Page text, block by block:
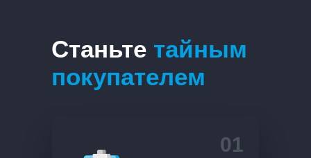
01
Станьте тайным
покупателем